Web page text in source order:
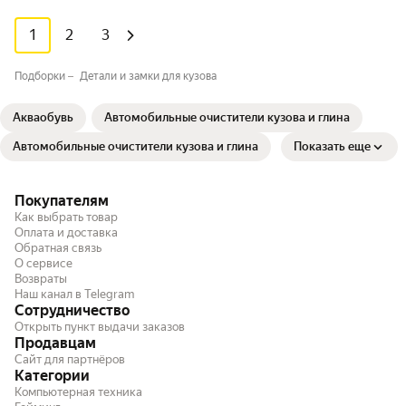
1 2 3
Подборки Детали и замки для кузова
Акваобувь Автомобильные очистители кузова и глина
Автомобильные очистители кузова и глина Показать еще
Покупателям
Как выбрать товар
Оплата и доставка
Обратная связь
О сервисе
Возвраты
Наш канал в Telegram
Сотрудничество
Открыть пункт выдачи заказов
Продавцам
Сайт для партнёров
Категории
Компьютерная техника